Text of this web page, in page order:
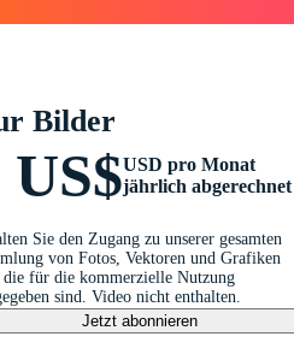
Bilder
US$USD pro Monat
jährlich abgerechnet
Sie den Zugang zu unserer gesamten
von Fotos, Vektoren und Grafiken
für die kommerzielle Nutzung
sind. Video nicht enthalten.
Jetzt abonnieren